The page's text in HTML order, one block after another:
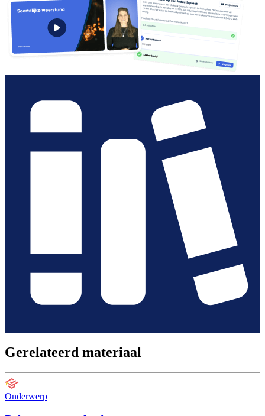
Gerelateerd materiaal
Onderwerp